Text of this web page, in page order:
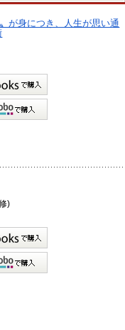
が身につき、人生が思い通
)